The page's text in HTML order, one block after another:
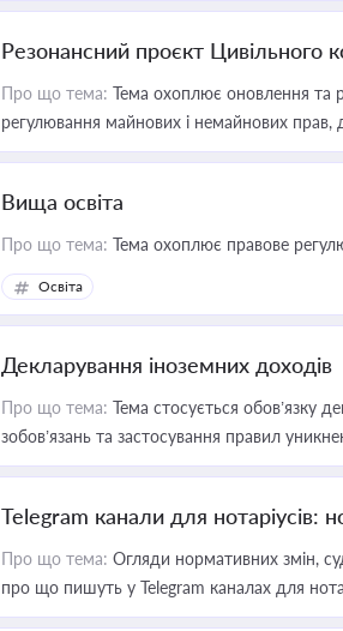
Резонансний проєкт Цивільного
Про що тема: Тема охоплює оновлення та
регулювання майнових і немайнових прав,
Вища освіта
Про що тема: Тема охоплює правове
Освіта
Декларування іноземних доходів
Про що тема: Тема стосується обов’язку
зобов’язань та застосування правил
Telegram канали для нотаріусів:
Про що тема: Огляди нормативних змін,
про що пишуть у Telegram каналах для